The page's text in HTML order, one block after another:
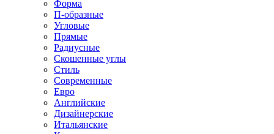
Форма
П-образные
Угловые
Прямые
Радиусные
Скошенные углы
Стиль
Современные
Евро
Английские
Дизайнерские
Итальянские